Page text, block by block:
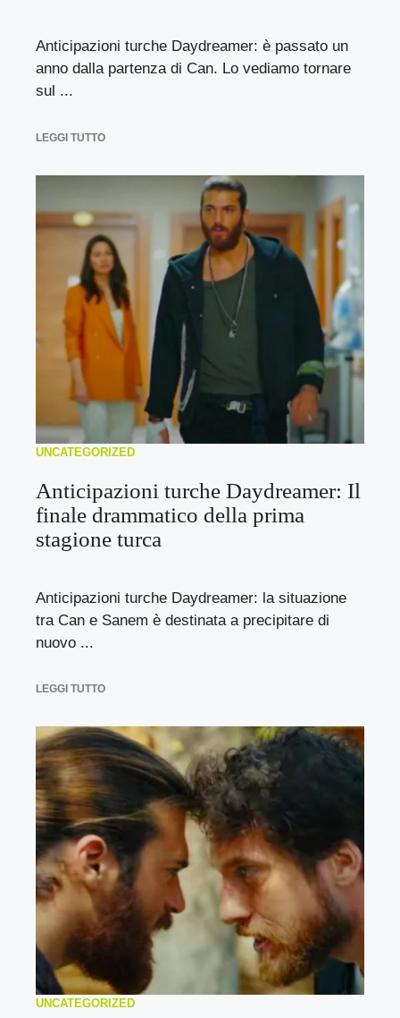
Anticipazioni turche Daydreamer: è passato un
anno dalla partenza di Can. Lo vediamo tornare
sul ...
LEGGI TUTTO
UNCATEGORIZED
Anticipazioni turche Daydreamer: Il
finale drammatico della prima
stagione turca
Anticipazioni turche Daydreamer: la situazione
tra Can e Sanem è destinata a precipitare di
nuovo ...
LEGGI TUTTO
UNCATEGORIZED